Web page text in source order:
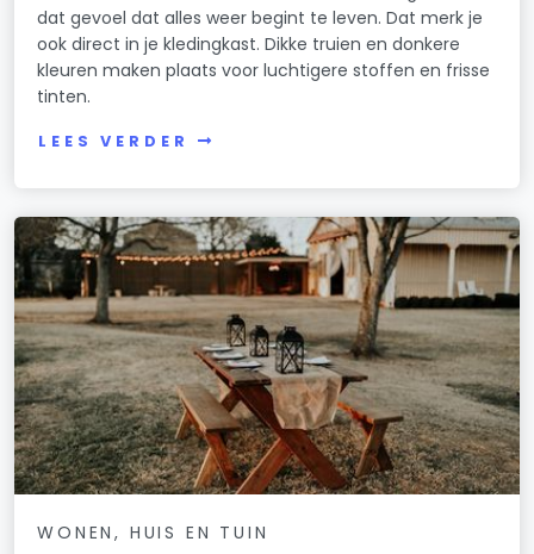
dat gevoel dat alles weer begint te leven. Dat merk je
ook direct in je kledingkast. Dikke truien en donkere
kleuren maken plaats voor luchtigere stoffen en frisse
tinten.
LEES VERDER
WONEN, HUIS EN TUIN